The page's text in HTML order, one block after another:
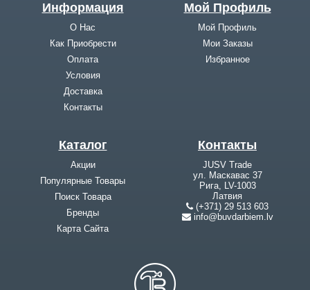
Информация
О Нас
Как Приобрести
Оплата
Условия
Доставка
Контакты
Мой Профиль
Мой Профиль
Мои Заказы
Избранное
Каталог
Акции
Популярные Товары
Поиск Товара
Бренды
Карта Cайта
Контакты
JUSV Trade
ул. Маскавас 37
Рига, LV-1003
Латвия
(+371) 29 513 603
info@buvdarbiem.lv